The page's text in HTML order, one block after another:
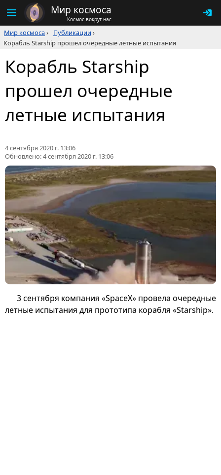
Мир космоса
Космос вокруг нас
Мир космоса› Публикации›
Корабль Starship прошел очередные летные испытания
Корабль Starship
прошел очередные
летные испытания
4 сентября 2020 г. 13:06
Обновлено:4 сентября 2020 г. 13:06
3 сентября компания «SpaceX» провела очередные
летные испытания для прототипа корабля «Starship».